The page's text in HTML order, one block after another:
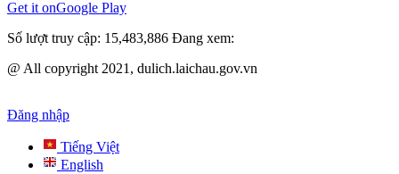
Get it onGoogle Play
Số lượt truy cập: 15,483,886 Đang xem:
@ All copyright 2021, dulich.laichau.gov.vn
Đăng nhập
Tiếng Việt
English